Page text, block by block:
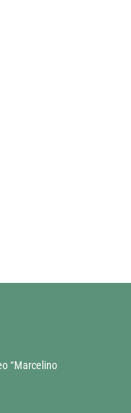
“Marcelino